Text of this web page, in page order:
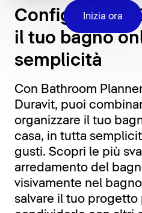
Inizia ora
Configuratore
il tuo bagno
semplicità
Con Bathroom
Duravit, puoi
organizzare il tuo
casa, in tutta
gusti. Scopri le più
arredamento del
visivamente nel
salvare il tuo progetto